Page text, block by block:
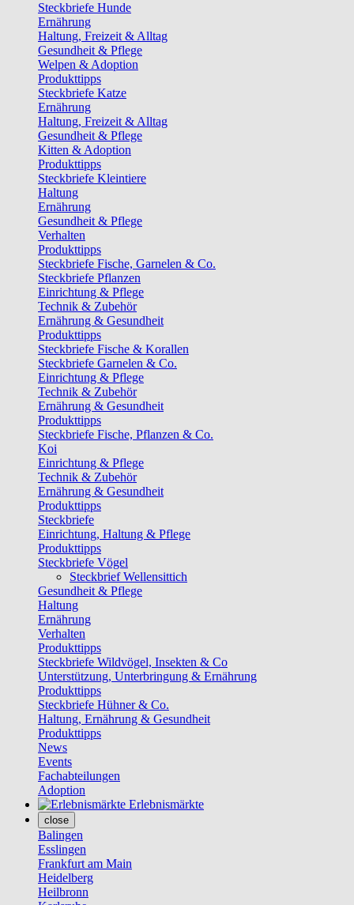
Steckbriefe Hunde
Ernährung
Haltung, Freizeit & Alltag
Gesundheit & Pflege
Welpen & Adoption
Produkttipps
Steckbriefe Katze
Ernährung
Haltung, Freizeit & Alltag
Gesundheit & Pflege
Kitten & Adoption
Produkttipps
Steckbriefe Kleintiere
Haltung
Ernährung
Gesundheit & Pflege
Verhalten
Produkttipps
Steckbriefe Fische, Garnelen & Co.
Steckbriefe Pflanzen
Einrichtung & Pflege
Technik & Zubehör
Ernährung & Gesundheit
Produkttipps
Steckbriefe Fische & Korallen
Steckbriefe Garnelen & Co.
Einrichtung & Pflege
Technik & Zubehör
Ernährung & Gesundheit
Produkttipps
Steckbriefe Fische, Pflanzen & Co.
Koi
Einrichtung & Pflege
Technik & Zubehör
Ernährung & Gesundheit
Produkttipps
Steckbriefe
Einrichtung, Haltung & Pflege
Produkttipps
Steckbriefe Vögel
Steckbrief Wellensittich
Gesundheit & Pflege
Haltung
Ernährung
Verhalten
Produkttipps
Steckbriefe Wildvögel, Insekten & Co
Unterstützung, Unterbringung & Ernährung
Produkttipps
Steckbriefe Hühner & Co.
Haltung, Ernährung & Gesundheit
Produkttipps
News
Events
Fachabteilungen
Adoption
Erlebnismärkte
close
Balingen
Esslingen
Frankfurt am Main
Heidelberg
Heilbronn